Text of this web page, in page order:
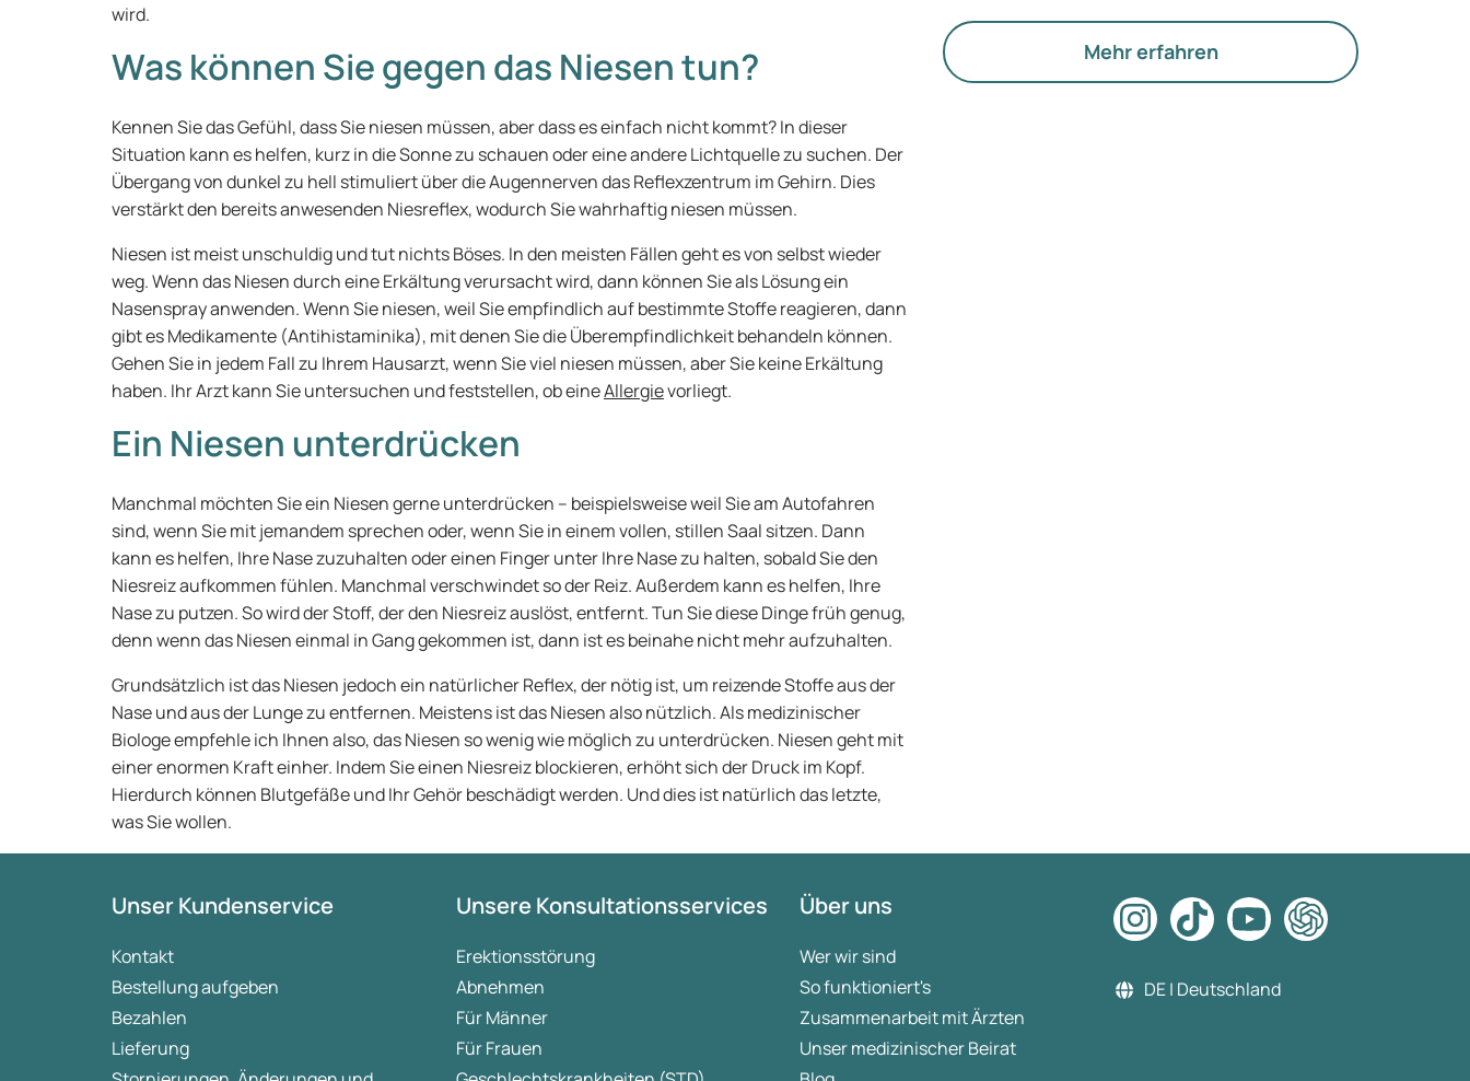
wird.
Was können Sie gegen das Niesen tun?
Kennen Sie das Gefühl, dass Sie niesen müssen, aber dass es einfach nicht kommt? In dieser
Situation kann es helfen, kurz in die Sonne zu schauen oder eine andere Lichtquelle zu suchen. Der
Übergang von dunkel zu hell stimuliert über die Augennerven das Reflexzentrum im Gehirn. Dies
verstärkt den bereits anwesenden Niesreflex, wodurch Sie wahrhaftig niesen müssen.
Niesen ist meist unschuldig und tut nichts Böses. In den meisten Fällen geht es von selbst wieder
weg. Wenn das Niesen durch eine Erkältung verursacht wird, dann können Sie als Lösung ein
Nasenspray anwenden. Wenn Sie niesen, weil Sie empfindlich auf bestimmte Stoffe reagieren, dann
gibt es Medikamente (Antihistaminika), mit denen Sie die Überempfindlichkeit behandeln können.
Gehen Sie in jedem Fall zu Ihrem Hausarzt, wenn Sie viel niesen müssen, aber Sie keine Erkältung
haben. Ihr Arzt kann Sie untersuchen und feststellen, ob eineAllergievorliegt.
Ein Niesen unterdrücken
Manchmal möchten Sie ein Niesen gerne unterdrücken – beispielsweise weil Sie am Autofahren
sind, wenn Sie mit jemandem sprechen oder, wenn Sie in einem vollen, stillen Saal sitzen. Dann
kann es helfen, Ihre Nase zuzuhalten oder einen Finger unter Ihre Nase zu halten, sobald Sie den
Niesreiz aufkommen fühlen. Manchmal verschwindet so der Reiz. Außerdem kann es helfen, Ihre
Nase zu putzen. So wird der Stoff, der den Niesreiz auslöst, entfernt. Tun Sie diese Dinge früh genug,
denn wenn das Niesen einmal in Gang gekommen ist, dann ist es beinahe nicht mehr aufzuhalten.
Grundsätzlich ist das Niesen jedoch ein natürlicher Reflex, der nötig ist, um reizende Stoffe aus der
Nase und aus der Lunge zu entfernen. Meistens ist das Niesen also nützlich. Als medizinischer
Biologe empfehle ich Ihnen also, das Niesen so wenig wie möglich zu unterdrücken. Niesen geht mit
einer enormen Kraft einher. Indem Sie einen Niesreiz blockieren, erhöht sich der Druck im Kopf.
Hierdurch können Blutgefäße und Ihr Gehör beschädigt werden. Und dies ist natürlich das letzte,
was Sie wollen.
mehr Gewicht auf Hormone, den Stoffwechsel
und die Funktion der Eierstöcke.
Mehr erfahren
Unser Kundenservice
Kontakt
Bestellung aufgeben
Bezahlen
Lieferung
Unsere Konsultationsservices
Erektionsstörung
Abnehmen
Für Männer
Für Frauen
Über uns
Wer wir sind
So funktioniert's
Zusammenarbeit mit Ärzten
Unser medizinischer Beirat
DE | Deutschland